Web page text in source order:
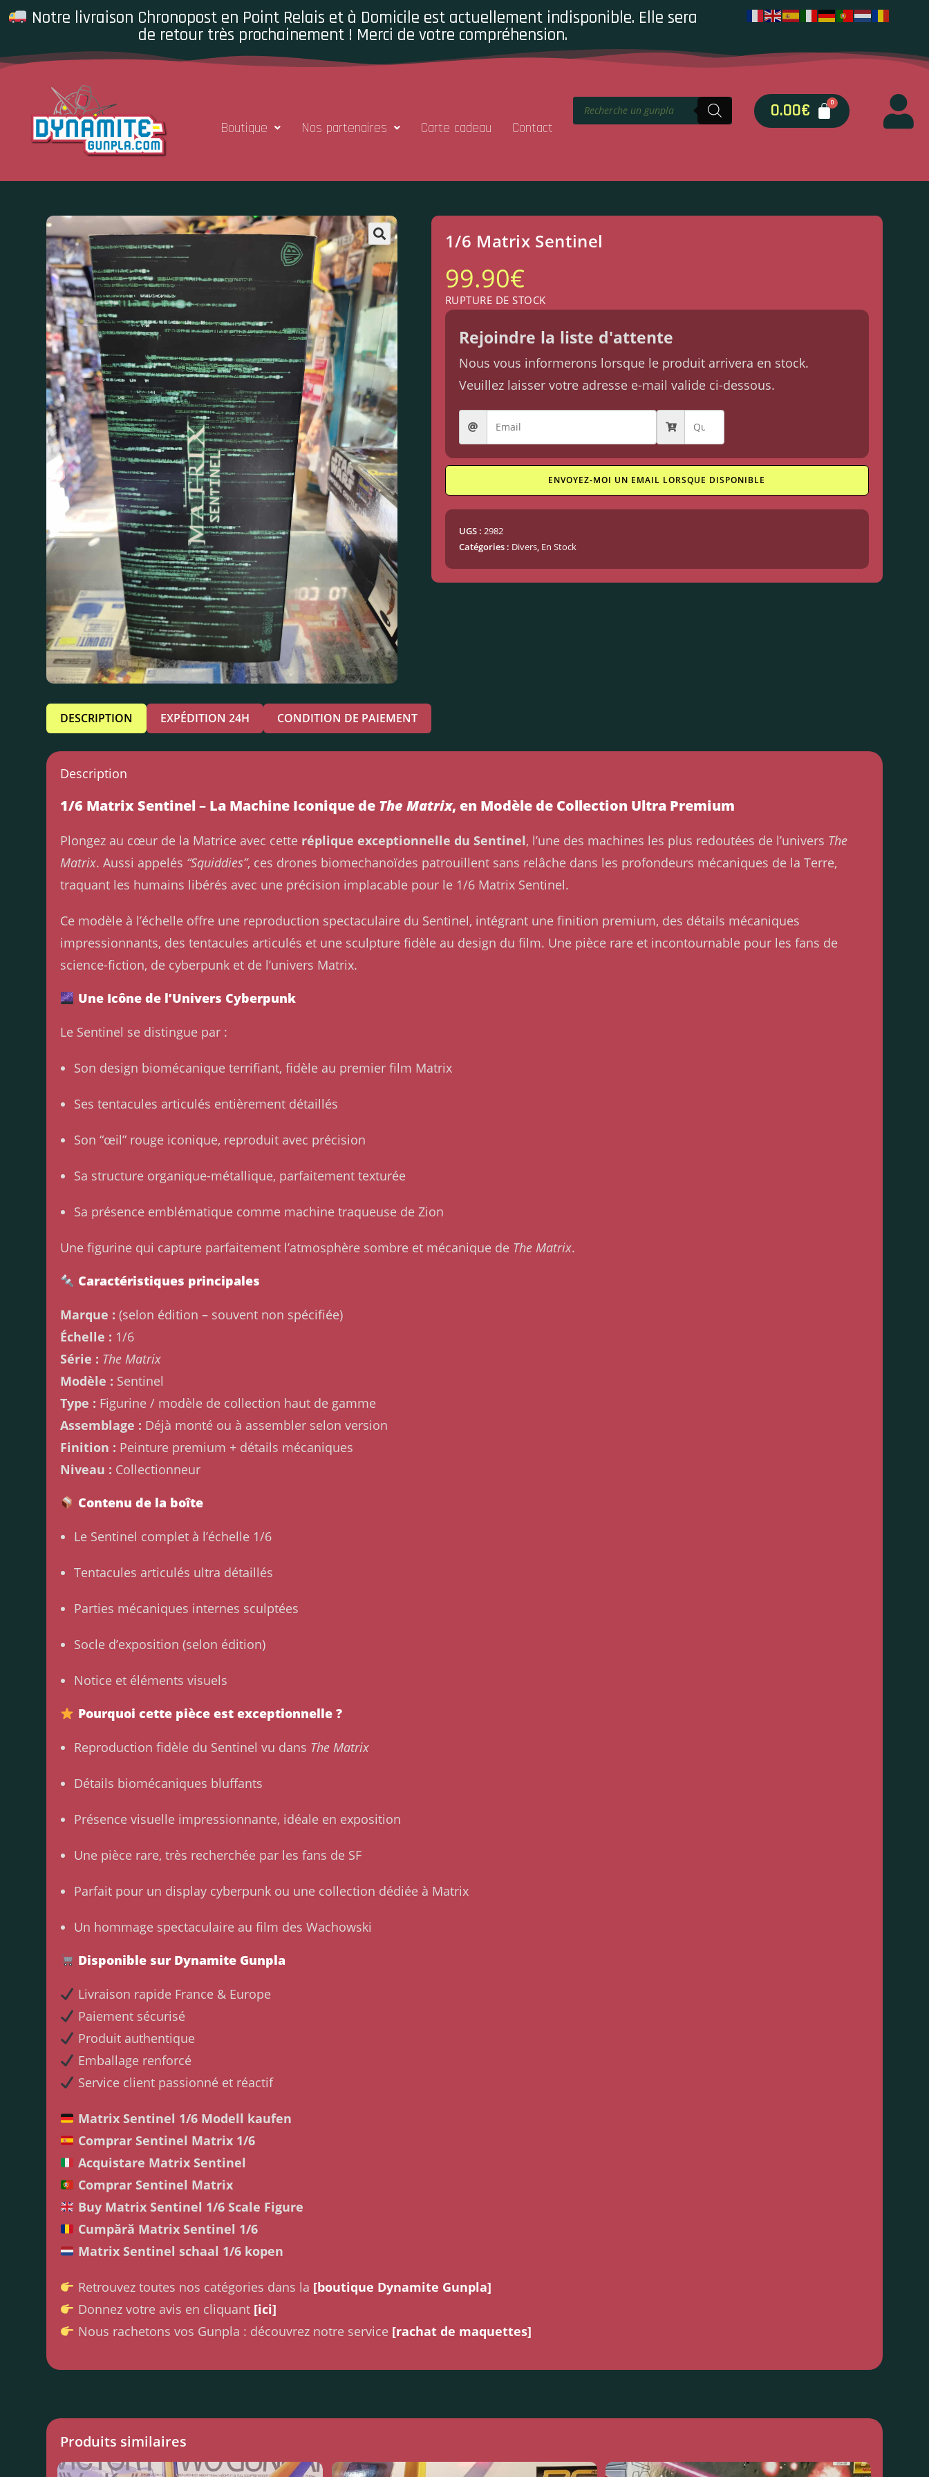
Notre livraison Chronopost en Point Relais et à Domicile est actuellement indisponible. Elle sera
de retour très prochainement ! Merci de votre compréhension.
Boutique Nos partenaires Carte cadeau Contact
0.00€
1/6 Matrix Sentinel
99.90€
RUPTURE DE STOCK
Rejoindre la liste d'attente
Nous vous informerons lorsque le produit arrivera en stock.
Veuillez laisser votre adresse e-mail valide ci-dessous.
ENVOYEZ-MOI UN EMAIL LORSQUE DISPONIBLE
UGS : 2982
Catégories : Divers, En Stock
DESCRIPTION EXPÉDITION 24H CONDITION DE PAIEMENT
Description
1/6 Matrix Sentinel – La Machine Iconique de The Matrix, en Modèle de Collection Ultra Premium
Plongez au cœur de la Matrice avec cette réplique exceptionnelle du Sentinel, l’une des machines les plus redoutées de l’univers The
Matrix. Aussi appelés “Squiddies”, ces drones biomechanoïdes patrouillent sans relâche dans les profondeurs mécaniques de la Terre,
traquant les humains libérés avec une précision implacable pour le 1/6 Matrix Sentinel.
Ce modèle à l’échelle offre une reproduction spectaculaire du Sentinel, intégrant une finition premium, des détails mécaniques
impressionnants, des tentacules articulés et une sculpture fidèle au design du film. Une pièce rare et incontournable pour les fans de
science-fiction, de cyberpunk et de l’univers Matrix.
Une Icône de l’Univers Cyberpunk
Le Sentinel se distingue par :
Son design biomécanique terrifiant, fidèle au premier film Matrix
Ses tentacules articulés entièrement détaillés
Son “œil” rouge iconique, reproduit avec précision
Sa structure organique-métallique, parfaitement texturée
Sa présence emblématique comme machine traqueuse de Zion
Une figurine qui capture parfaitement l’atmosphère sombre et mécanique de The Matrix.
Caractéristiques principales
Marque : (selon édition – souvent non spécifiée)
Échelle : 1/6
Série : The Matrix
Modèle : Sentinel
Type : Figurine / modèle de collection haut de gamme
Assemblage : Déjà monté ou à assembler selon version
Finition : Peinture premium + détails mécaniques
Niveau : Collectionneur
Contenu de la boîte
Le Sentinel complet à l’échelle 1/6
Tentacules articulés ultra détaillés
Parties mécaniques internes sculptées
Socle d’exposition (selon édition)
Notice et éléments visuels
Pourquoi cette pièce est exceptionnelle ?
Reproduction fidèle du Sentinel vu dans The Matrix
Détails biomécaniques bluffants
Présence visuelle impressionnante, idéale en exposition
Une pièce rare, très recherchée par les fans de SF
Parfait pour un display cyberpunk ou une collection dédiée à Matrix
Un hommage spectaculaire au film des Wachowski
Disponible sur Dynamite Gunpla
Livraison rapide France & Europe
Paiement sécurisé
Produit authentique
Emballage renforcé
Service client passionné et réactif
Matrix Sentinel 1/6 Modell kaufen
Comprar Sentinel Matrix 1/6
Acquistare Matrix Sentinel
Comprar Sentinel Matrix
Buy Matrix Sentinel 1/6 Scale Figure
Cumpără Matrix Sentinel 1/6
Matrix Sentinel schaal 1/6 kopen
Retrouvez toutes nos catégories dans la [boutique Dynamite Gunpla]
Donnez votre avis en cliquant [ici]
Nous rachetons vos Gunpla : découvrez notre service [rachat de maquettes]
Produits similaires